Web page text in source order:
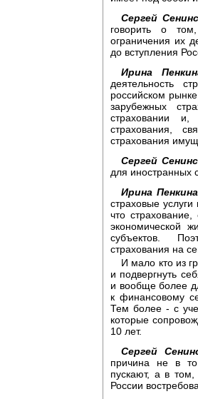
Сергей
говорить о
ограничения их
до вступления
Ирина
деятельность
российском
зарубежных
страховании
страхования,
страхования
Сергей
для иностранных
Ирина
страховые
что
экономической
субъектов.
страхования на
И мало кто из
и подвергнуть
и вообще более
к финансовому
Тем более - с
которые
10 лет.
Сергей
причина не в
пускают, а в
России